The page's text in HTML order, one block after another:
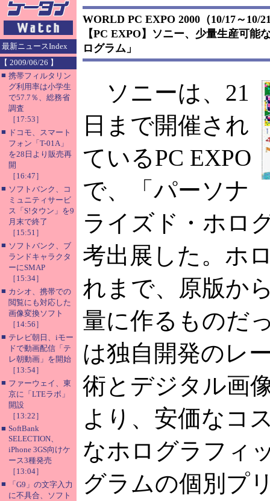
最新ニュースIndex
【 2009/06/26 】
■ 携帯フィルタリン
グ利用率は小学生
で57.7％、総務省
調査
［17:53］
■ ドコモ、スマート
フォン「T-01A」
を28日より販売再
開
［16:47］
■ ソフトバンク、コ
ミュニティサービ
ス「S!タウン」を9
月末で終了
［15:51］
■ ソフトバンク、ブ
ランドキャラクタ
ーにSMAP
［15:34］
■ カシオ、携帯での
閲覧にも対応した
画像変換ソフト
［14:56］
■ テレビ朝日、iモー
ドで動画配信「テ
レ朝動画」を開始
［13:54］
■ ファーウェイ、東
京に「LTEラボ」
開設
［13:22］
■ SoftBank
SELECTION、
iPhone 3GS向けケ
ース3種発売
［13:04］
■
「G9」の文字入力
に不具合、ソフト
WORLD PC EXPO 2000（10/17～10/
【PC EXPO】ソニー、少量生産可能
ログラム」
ソニーは、21
日まで開催され
ているPC EXPO
で、「パーソナ
ライズド・ホロ
考出展した。ホ
れまで、原版か
量に作るものだ
は独自開発のレ
術とデジタル画
より、安価なコ
なホログラフィ
グラムの個別プ